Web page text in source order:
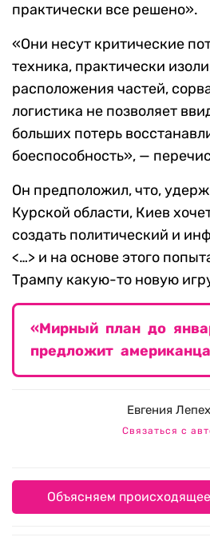
практически все решено».
«Они несут критические
техника, практически
расположения частей,
логистика не позволяет
больших потерь
боеспособность», —
Он предположил, что,
Курской области, Киев
создать политический и
<…> и на основе этого
Трампу какую-то новую
«Мирный план до
предложит
Евгения
Связаться с
Объясняем